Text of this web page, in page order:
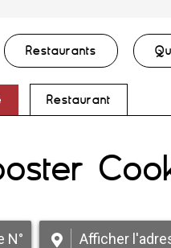
Restaurants
Restaurant
N° Afficher